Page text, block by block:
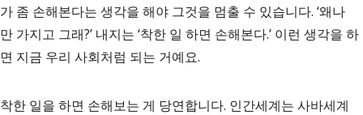
가 좀 손해본다는 생각을 해야 그것을 멈출 수 있습니다. ‘왜나
만 가지고 그래?’ 내지는 ‘착한 일 하면 손해본다.’ 이런 생각을 하
면 지금 우리 사회처럼 되는 거예요.
착한 일을 하면 손해보는 게 당연합니다. 인간세계는 사바세계